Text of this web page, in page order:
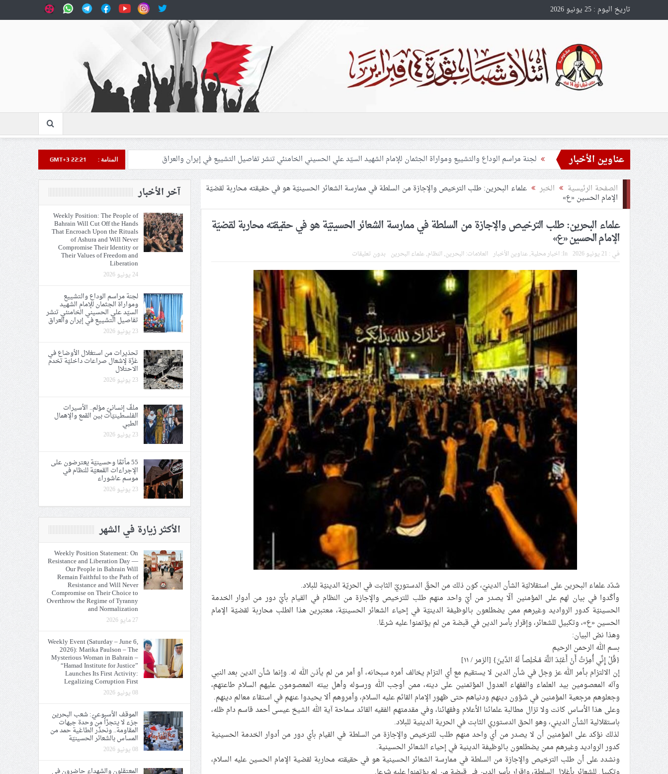
تاريخ اليوم : 25 يونيو 2026
عناوين الأخبار
تحذيرات من استغلال الأوضاع في غزّة لإشعال صراعات داخليّة تخدم الاحتلال
ملفّ إنسانيّ مؤلم.. الأسيرات الفلسطينيّات بين القمع والإهمال الطبي
الموقف الأسبوعيّ: شعب البحرين سيقطع الأيدي التي تنال من شعائر عاشوراء.. ولن يساوم على هويّته وقيمه في الحريّة والتحرير
مقال: عاشوراء البحرين… ميدان جهاد بالكلمة
الفقيه القائد قاسم: لن تقتلوا الحسين.. إنّ الحسين سيقتل طاغوتيّتكم
انطلاق المحادثات الإيرانيّة- الأمريكيّة في سويسرا
علماء البحرين: طلب الترخيص والإجازة من السلطة في ممارسة الشعائر الحسينيّة هو في حقيقته محاربة لقضيّة الإمام الحسين «ع»
لجنة مراسم الوداع والتشييع ومواراة الجثمان للإمام الشهيد السيّد علي الحسيني الخامنئي تنشر تفاصيل التشييع في إيران والعراق
GMT+3 22:21 المنامة :
الصفحة الرئيسية الخبر علماء البحرين: طلب الترخيص والإجازة من السلطة في ممارسة الشعائر الحسينيّة هو في حقيقته محاربة لقضيّة
الإمام الحسين «ع»
علماء البحرين: طلب الترخيص والإجازة من السلطة في ممارسة الشعائر الحسينيّة هو في حقيقته محاربة لقضيّة
الإمام الحسين «ع»
في : 21 يونيو 2026 In: اخبار محلية,عناوين الأخبار العلامات: البحرين, النظام,علماء البحرين بدون تعليقات
شدّد علماء البحرين على استقلاليّة الشأن الدينيّ، كون ذلك من الحقّ الدستوريّ الثابت في الحريّة الدينيّة للبلاد.
وأكّدوا في بيان لهم على المؤمنين ألّا يصدر من أيّ واحد منهم طلب للترخيص والإجازة من النظام في القيام بأيّ دور من أدوار الخدمة
الحسينيّة كدور الرواديد وغيرهم ممن يضطلعون بـالوظيفة الدينيّة في إحياء الشعائر الحسينيّة، معتبرين هذا الطلب محاربة لقضيّة الإمام
الحسين «ع»، وتكبيل للشعائر، وإقرار بأسر الدين في قبضة من لم يؤتمنوا عليه شرعًا.
وهذا نصّ البيان:
بسم الله الرحمن الرحيم
{قُلْ إِنِّي أُمِرْتُ أَنْ أَعْبُدَ اللَّهَ مُخْلِصاً لَهُ الدِّينَ} [الزمر / ١١]
إن الالتزام بـأمر الله عز وجل في شأن الدين لا يستقيم مع أي التزام يخالف أمره سبحانه، أو أمر من لم يأذن الله له. وإنما شأن الدين بعد النبي
وآله المعصومين بيد العلماء والفقهاء العدول المؤتمنين على دينه، ممن أوجب الله ورسوله وأهل بيته المعصومون عليهم السلام طاعتهم،
وجعلوهم مرجعية المؤمنين في شؤون دينهم ودنياهم حتى ظهور الإمام القائم عليه السلام، وأمروهم ألا يحيدوا عنهم في استقاء معالم دينهم.
وعلى هذا الأساس كانت ولا تزال مطالبة علمائنا الأعلام وفقهائنا، وفي مقدمتهم الفقيه القائد سماحة آية الله الشيخ عيسى أحمد قاسم دام ظله،
باستقلالية الشأن الديني، وهو الحق الدستوري الثابت في الحرية الدينية للبلاد.
لذلك نؤكد على المؤمنين أن لا يصدر من أي واحد منهم طلب للترخيص والإجازة من السلطة في القيام بأي دور من أدوار الخدمة الحسينية
كدور الرواديد وغيرهم ممن يضطلعون بـالوظيفة الدينية في إحياء الشعائر الحسينية.
ونشدد على أن طلب الترخيص والإجازة من السلطة في ممارسة الشعائر الحسينية هو في حقيقته محاربة لقضية الإمام الحسين عليه السلام،
آخر الأخبار
Weekly Position: The People of
Bahrain Will Cut Off the Hands
That Encroach Upon the Rituals
of Ashura and Will Never
Compromise Their Identity or
Their Values of Freedom and
Liberation
24 يونيو 2026
لجنة مراسم الوداع والتشييع
ومواراة الجثمان للإمام الشهيد
السيّد علي الحسيني الخامنئي تنشر
تفاصيل التشييع في إيران والعراق
23 يونيو 2026
تحذيرات من استغلال الأوضاع في
غزّة لإشعال صراعات داخليّة تخدم
الاحتلال
23 يونيو 2026
ملفّ إنسانيّ مؤلم.. الأسيرات
الفلسطينيّات بين القمع والإهمال
الطبي
23 يونيو 2026
55 مأتمًا وحسينيّة يعترضون على
الإجراءات القمعيّة للنظام في
موسم عاشوراء
23 يونيو 2026
الأكثر زيارة في الشهر
Weekly Position Statement: On
Resistance and Liberation Day —
Our People in Bahrain Will
Remain Faithful to the Path of
Resistance and Will Never
Compromise on Their Choice to
Overthrow the Regime of Tyranny
and Normalization
27 مايو 2026
Weekly Event (Saturday – June 6,
2026): Marika Paulson – The
Mysterious Woman in Bahrain –
“Hamad Institute for Justice”
Launches Its First Activity:
Legalizing Corruption First
08 يونيو 2026
الموقف الأسبوعيّ: شعب البحرين
جزء لا يتجزّأ من وحدة جبهات
المقاومة.. ونحذّر الطاغية حمد من
المساس بالشعائر الحسينيّة
08 يونيو 2026
المعتقلون والشهداء حاضرون في